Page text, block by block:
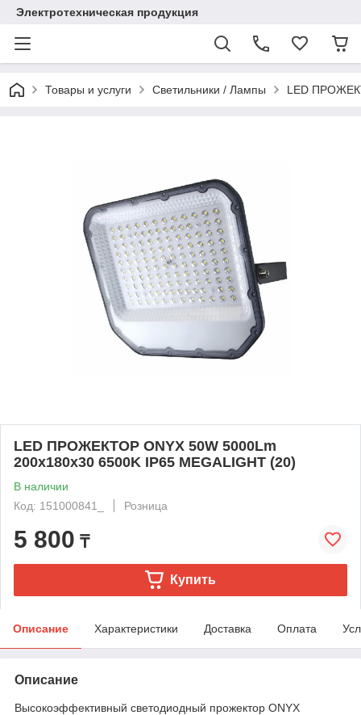
Электротехническая продукция
Товары и услуги Светильники / Лампы LED
LED ПРОЖЕКТОР ONYX 50W 5000Lm
200x180x30 6500K IP65 MEGALIGHT (20)
В наличии
Код: 151000841_
Розница
5 800 ₸
Купить
Описание Характеристики Доставка Оплата
Описание
Высокоэффективный светодиодный прожектор ONYX